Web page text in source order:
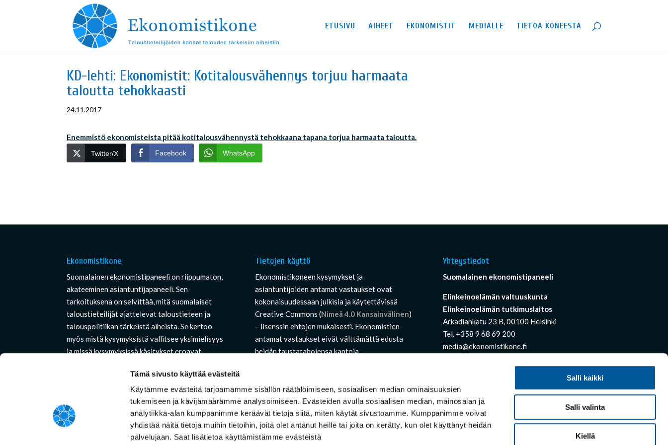
Tämä sivusto käyttää evästeitä
Käytämme evästeitä tarjoamamme sisällön räätälöimiseen, sosiaalisen median ominaisuuksien
tukemiseen ja kävijämäärämme analysoimiseen. Evästeiden avulla sosiaalisen median, mainosalan ja
analytiikka-alan kumppanimme keräävät tietoja siitä, miten käytät sivustoamme. Kumppanimme voivat
yhdistää näitä tietoja muihin tietoihin, joita olet antanut heille tai joita on kerätty, kun olet käyttänyt heidän
palvelujaan. Saat lisätietoa käyttämistämme evästeistä
Salli kaikki
Salli valinta
Kiellä
ETUSIVU AIHEET EKONOMISTIT MEDIALLE TIETOA KONEESTA
KD-lehti: Ekonomistit: Kotitalousvähennys torjuu harmaata
taloutta tehokkaasti
24.11.2017
Enemmistö ekonomisteista pitää kotitalousvähennystä tehokkaana tapana torjua harmaata taloutta.
Twitter/X Facebook WhatsApp
Ekonomistikone
Suomalainen ekonomistipaneeli on riippumaton,
akateeminen asiantuntijapaneeli. Sen
tarkoituksena on selvittää, mitä suomalaiset
taloustieteilijät ajattelevat taloustieteen ja
talouspolitiikan tärkeistä aiheista. Se kertoo
myös mistä kysymyksistä vallitsee yksimielisyys
ja missä kysymyksissä käsitykset eroavat.
Tietojen käyttö
Ekonomistikoneen kysymykset ja
asiantuntijoiden antamat vastaukset ovat
kokonaisuudessaan julkisia ja käytettävissä
Creative Commons (Nimeä 4.0 Kansainvälinen)
– lisenssin ehtojen mukaisesti. Ekonomistien
antamat vastaukset eivät välttämättä edusta
heidän taustatahojensa kantoja.
Yhteystiedot
Suomalainen ekonomistipaneeli
Elinkeinoelämän valtuuskunta
Elinkeinoelämän tutkimuslaitos
Arkadiankatu 23 B, 00100 Helsinki
Tel. +358 9 68 69 200
media@ekonomistikone.fi
© Ekonomistikone 2017 | Tietosuojaseloste